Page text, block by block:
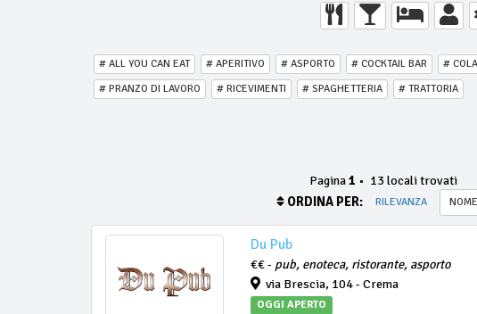
# ALL YOU CAN EAT # APERITIVO # ASPORTO # COCKTAIL BAR #
# PRANZO DI LAVORO
# RICEVIMENTI # SPAGHETTERIA # TRATTORIA
Pagina1 • 13 locali trovati
ORDINA PER:
RILEVANZA NOME
Du Pub
€€ - pub, enoteca, ristorante, asporto
via Brescia, 104 - Crema
OGGI APERTO